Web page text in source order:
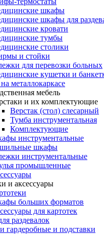
шкафы
шкафы для
кровати
тумбы
столики
и стойки
для перевозки больных
кушетки и
металлокаркасе
мебель
и их комплектующие
Верстак (стол) слесарный
Тумба инструментальная
Комплектующие
инструментальные
шкафы
инструментальные
промышленные
и аксессуары
больших форматов
для картотек
раздевалок
гардеробные и подставки